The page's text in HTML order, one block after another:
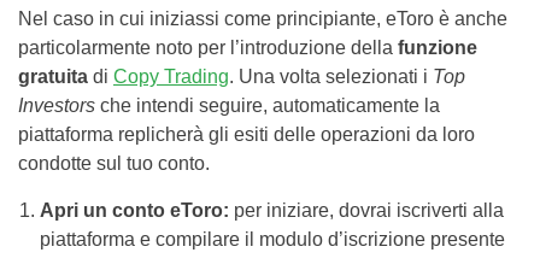
Nel caso in cui iniziassi come principiante, eToro è anche
particolarmente noto per l’introduzione della funzione
gratuita di Copy Trading. Una volta selezionati i Top
Investors che intendi seguire, automaticamente la
piattaforma replicherà gli esiti delle operazioni da loro
condotte sul tuo conto.
Apri un conto eToro: per iniziare, dovrai iscriverti alla
piattaforma e compilare il modulo d’iscrizione presente